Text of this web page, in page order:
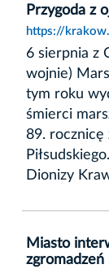
Przygoda z
https://
6 sierpnia z
wojnie)
tym roku
śmierci
89. rocznicę
Dionizy
Miasto
zgromadzeń